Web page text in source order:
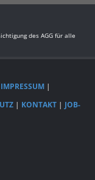
des AGG für alle
IMPRESSUM |
| KONTAKT | JOB-